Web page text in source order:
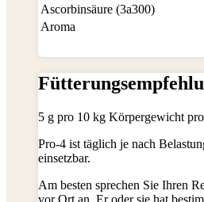
Ascorbinsäure (3a300)
Aroma
5 g pro 10 kg Körpergewicht
Pro-4 ist täglich je nach
einsetzbar.
Am besten sprechen Sie Ihren
vor Ort an. Er oder sie hat